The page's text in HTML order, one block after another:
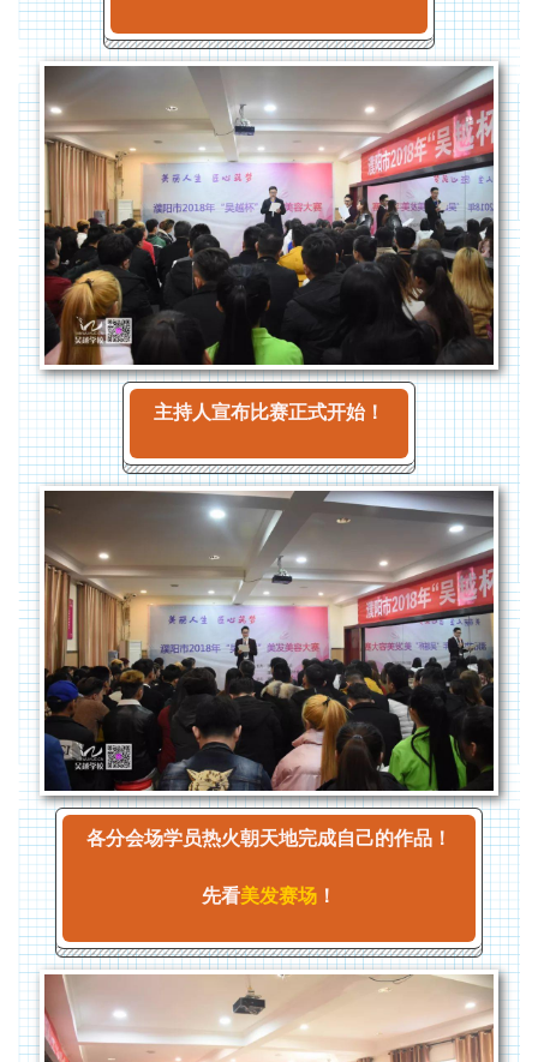
主持人宣布比赛正式开始！
各分会场学员热火朝天地完成自己的作品！
先看美发赛场 ！